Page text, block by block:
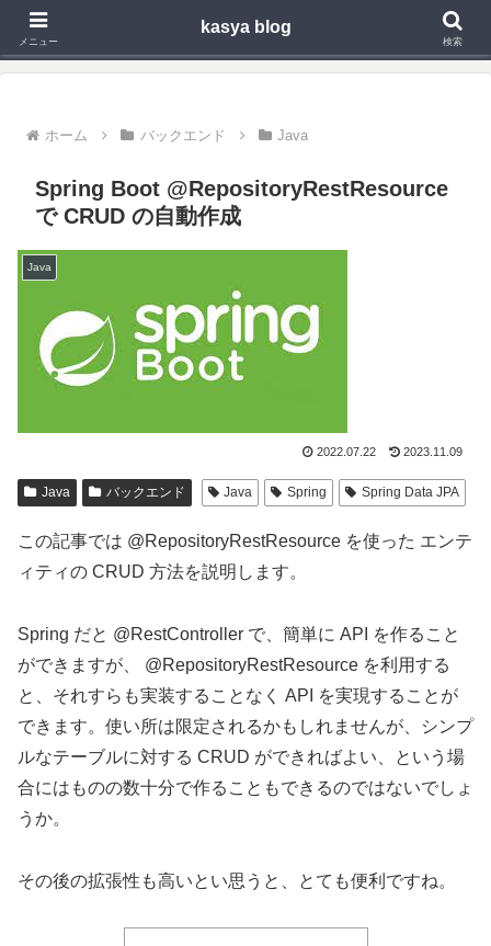
Webアプリ,モバイルアプリの開発や技術検証で得た知見を発信
ホーム バックエンド Java
Spring Boot @RepositoryRestResource
で CRUD の自動作成
Java
2022.07.22 2023.11.09
Java バックエンド Java Spring Spring Data JPA
この記事では @RepositoryRestResource を使った エンテ
ィティの CRUD 方法を説明します。
Spring だと @RestController で、簡単に API を作ること
ができますが、 @RepositoryRestResource を利用する
と、それすらも実装することなく API を実現することが
できます。使い所は限定されるかもしれませんが、シンプ
ルなテーブルに対する CRUD ができればよい、という場
合にはものの数十分で作ることもできるのではないでしょ
うか。
その後の拡張性も高いとい思うと、とても便利ですね。
メニュー
kasya blog
検索